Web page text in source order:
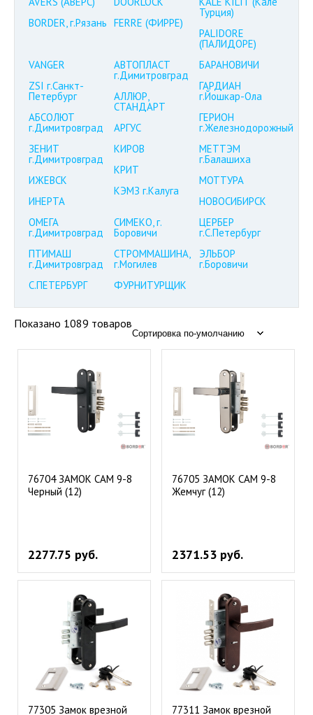
BORDER, г.Рязань FERRE (ФИРРЕ)
Турция)
PALIDORE
(ПАЛИДОРЕ)
VANGER
ZSI г.Санкт-
Петербург
АБСОЛЮТ
г.Димитровград
АВТОПЛАСТ
г.Димитровград
АЛЛЮР,
СТАНДАРТ
АРГУС
БАРАНОВИЧИ
ГАРДИАН
г.Йошкар-Ола
ГЕРИОН
г.Железнодорожный
ЗЕНИТ
г.Димитровград
ИЖЕВСК
ИНЕРТА
КИРОВ
КРИТ
КЭМЗ г.Калуга
МЕТТЭМ
г.Балашиха
МОТТУРА
НОВОСИБИРСК
ОМЕГА
г.Димитровград
ПТИМАШ
г.Димитровград
С.ПЕТЕРБУРГ
СИМЕКО, г.
Боровичи
СТРОММАШИНА,
г.Могилев
ФУРНИТУРЩИК
ЦЕРБЕР
г.С.Петербург
ЭЛЬБОР
г.Боровичи
Показано 1089 товаров
76704 ЗАМОК САМ 9-8
Черный (12)
2277.75 руб.
76705 ЗАМОК САМ 9-8
Жемчуг (12)
2371.53 руб.
77305 Замок врезной 77311 Замок врезной